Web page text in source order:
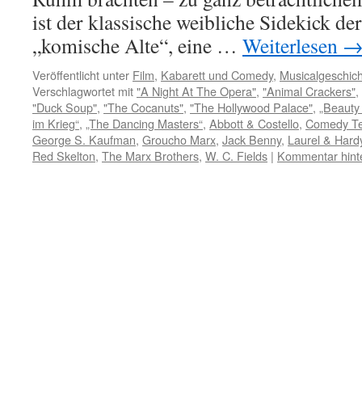
ist der klassische weibliche Sidekick
„komische Alte“, eine … Weiterlesen
Veröffentlicht unter Film, Kabarett und Comedy,
Verschlagwortet mit"A Night At The Opera", "Animal Crackers",
"Duck Soup", "The Cocanuts", "The Hollywood Palace",
im Krieg“, „The Dancing Masters“, Abbott & Costello, Comedy
George S. Kaufman, Groucho Marx, Jack Benny, Laurel &
Red Skelton, The Marx Brothers, W. C. Fields | Kommentar